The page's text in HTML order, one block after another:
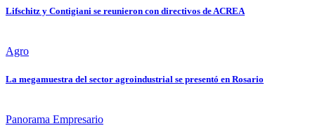
Lifschitz y Contigiani se reunieron con directivos de ACREA
Agro
La megamuestra del sector agroindustrial se presentó en Rosario
Panorama Empresario